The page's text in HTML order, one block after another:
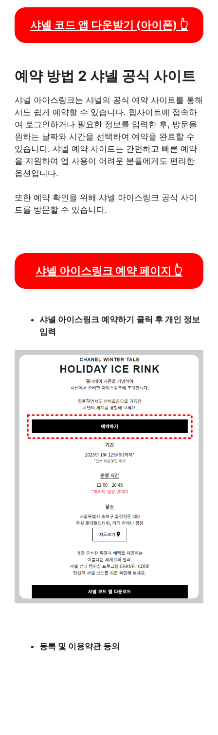
샤넬 코드 앱 다운받기 (아이폰) 👆
예약 방법 2 샤넬 공식 사이트
샤넬 아이스링크는 샤넬의 공식 예약 사이트를 통해
서도 쉽게 예약할 수 있습니다. 웹사이트에 접속하
여 로그인하거나 필요한 정보를 입력한 후, 방문을
원하는 날짜와 시간을 선택하여 예약을 완료할 수
있습니다. 샤넬 예약 사이트는 간편하고 빠른 예약
을 지원하여 앱 사용이 어려운 분들에게도 편리한
옵션입니다.
또한 예약 확인을 위해 샤넬 아이스링크 공식 사이
트를 방문할 수 있습니다.
샤넬 아이스링크 예약 페이지 👆
샤넬 아이스링크 예약하기 클릭 후 개인 정보
입력
등록 및 이용약관 동의